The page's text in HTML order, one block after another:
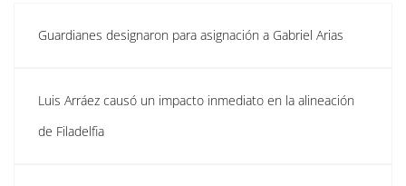
Guardianes designaron para asignación a Gabriel Arias
Luis Arráez causó un impacto inmediato en la alineación
de Filadelfia